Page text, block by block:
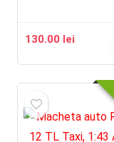
130.00 lei